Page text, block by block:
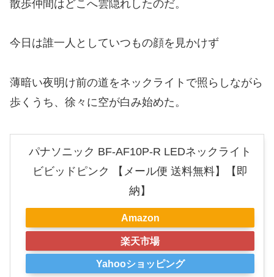
散歩仲間はどこへ雲隠れしたのだ。
今日は誰一人としていつもの顔を見かけず
薄暗い夜明け前の道をネックライトで照らしながら
歩くうち、徐々に空が白み始めた。
パナソニック BF-AF10P-R LEDネックライト
ビビッドピンク 【メール便 送料無料】【即
納】
Amazon
楽天市場
Yahooショッピング